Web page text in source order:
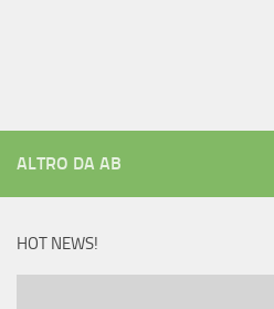
ALTRO DA AB
HOT NEWS!